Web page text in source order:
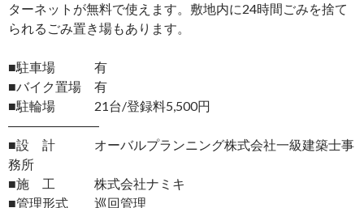
ターネットが無料で使えます。敷地内に24時間ごみを捨て
られるごみ置き場もあります。
■駐車場 有
■バイク置場 有
■駐輪場 21台/登録料5,500円
―――――――
■設 計 オーバルプランニング株式会社一級建築士事
務所
■施 工 株式会社ナミキ
■管理形式 巡回管理